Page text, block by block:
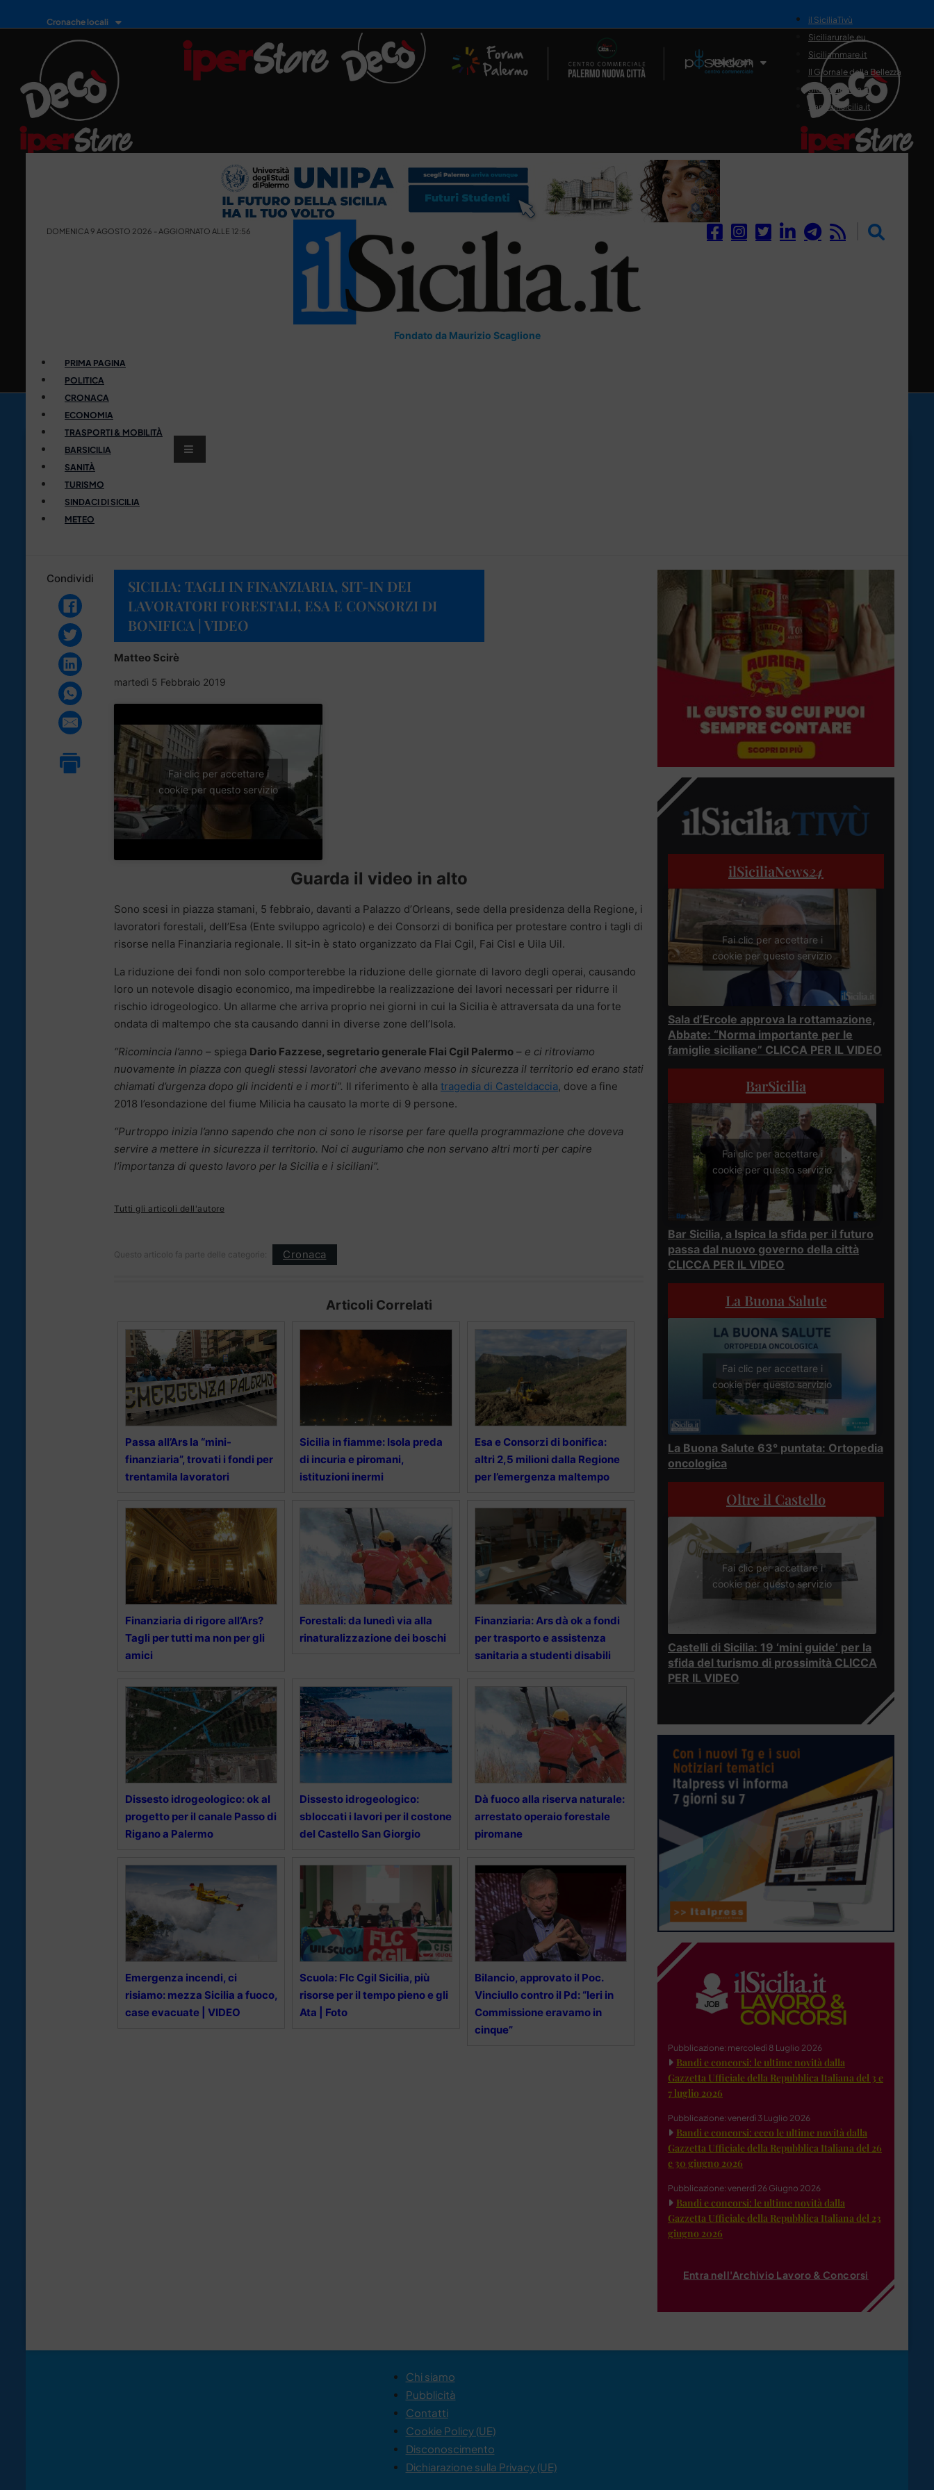
Cronache locali
Il Network
il SiciliaTivù
Siciliarurale.eu
Siciliammare.it
Il Giornale della Bellezza
Siciliamedica.it
Sanitainsicilia.it
DOMENICA 9 AGOSTO 2026 - AGGIORNATO ALLE 12:56
Fondato da Maurizio Scaglione
PRIMA PAGINA
POLITICA
CRONACA
ECONOMIA
TRASPORTI & MOBILITÀ
BARSICILIA
SANITÀ
TURISMO
SINDACI DI SICILIA
METEO
Condividi
SICILIA: TAGLI IN FINANZIARIA, SIT-IN DEI
LAVORATORI FORESTALI, ESA E CONSORZI DI
BONIFICA | VIDEO
Matteo Scirè
martedì 5 Febbraio 2019
Fai clic per accettare i
cookie per questo servizio
Guarda il video in alto
Sono scesi in piazza stamani, 5 febbraio, davanti a Palazzo d’Orleans, sede della presidenza della Regione, i
lavoratori forestali, dell’Esa (Ente sviluppo agricolo) e dei Consorzi di bonifica per protestare contro i tagli di
risorse nella Finanziaria regionale. Il sit-in è stato organizzato da Flai Cgil, Fai Cisl e Uila Uil.
La riduzione dei fondi non solo comporterebbe la riduzione delle giornate di lavoro degli operai, causando
loro un notevole disagio economico, ma impedirebbe la realizzazione dei lavori necessari per ridurre il
rischio idrogeologico. Un allarme che arriva proprio nei giorni in cui la Sicilia è attraversata da una forte
ondata di maltempo che sta causando danni in diverse zone dell’Isola.
“Ricomincia l’anno – spiega Dario Fazzese, segretario generale Flai Cgil Palermo – e ci ritroviamo
nuovamente in piazza con quegli stessi lavoratori che avevano messo in sicurezza il territorio ed erano stati
chiamati d’urgenza dopo gli incidenti e i morti”. Il riferimento è alla tragedia di Casteldaccia, dove a fine
2018 l’esondazione del fiume Milicia ha causato la morte di 9 persone.
“Purtroppo inizia l’anno sapendo che non ci sono le risorse per fare quella programmazione che doveva
servire a mettere in sicurezza il territorio. Noi ci auguriamo che non servano altri morti per capire
l’importanza di questo lavoro per la Sicilia e i siciliani”.
Tutti gli articoli dell'autore
Questo articolo fa parte delle categorie: Cronaca
Articoli Correlati
Passa all’Ars la “mini-
finanziaria”, trovati i fondi per
trentamila lavoratori
Sicilia in fiamme: Isola preda
di incuria e piromani,
istituzioni inermi
Esa e Consorzi di bonifica:
altri 2,5 milioni dalla Regione
per l’emergenza maltempo
Finanziaria di rigore all’Ars?
Tagli per tutti ma non per gli
amici
Forestali: da lunedì via alla
rinaturalizzazione dei boschi
Finanziaria: Ars dà ok a fondi
per trasporto e assistenza
sanitaria a studenti disabili
Dissesto idrogeologico: ok al
progetto per il canale Passo di
Rigano a Palermo
Dissesto idrogeologico:
sbloccati i lavori per il costone
del Castello San Giorgio
Dà fuoco alla riserva naturale:
arrestato operaio forestale
piromane
Emergenza incendi, ci
risiamo: mezza Sicilia a fuoco,
case evacuate | VIDEO
Scuola: Flc Cgil Sicilia, più
risorse per il tempo pieno e gli
Ata | Foto
Bilancio, approvato il Poc.
Vinciullo contro il Pd: “Ieri in
Commissione eravamo in
cinque”
ilSiciliaNews24
Fai clic per accettare i
cookie per questo servizio
Sala d’Ercole approva la rottamazione,
Abbate: “Norma importante per le
famiglie siciliane” CLICCA PER IL VIDEO
BarSicilia
Fai clic per accettare i
cookie per questo servizio
Bar Sicilia, a Ispica la sfida per il futuro
passa dal nuovo governo della città
CLICCA PER IL VIDEO
La Buona Salute
Fai clic per accettare i
cookie per questo servizio
La Buona Salute 63° puntata: Ortopedia
oncologica
Oltre il Castello
Fai clic per accettare i
cookie per questo servizio
Castelli di Sicilia: 19 ‘mini guide’ per la
sfida del turismo di prossimità CLICCA
PER IL VIDEO
Pubblicazione: mercoledì 8 Luglio 2026
Bandi e concorsi: le ultime novità dalla
Gazzetta Ufficiale della Repubblica Italiana del 3 e
7 luglio 2026
Pubblicazione: venerdì 3 Luglio 2026
Bandi e concorsi: ecco le ultime novità dalla
Gazzetta Ufficiale della Repubblica Italiana del 26
e 30 giugno 2026
Pubblicazione: venerdì 26 Giugno 2026
Bandi e concorsi: le ultime novità dalla
Gazzetta Ufficiale della Repubblica Italiana del 23
giugno 2026
Entra nell'Archivio Lavoro & Concorsi
Chi siamo
Pubblicità
Contatti
Cookie Policy (UE)
Disconoscimento
Dichiarazione sulla Privacy (UE)